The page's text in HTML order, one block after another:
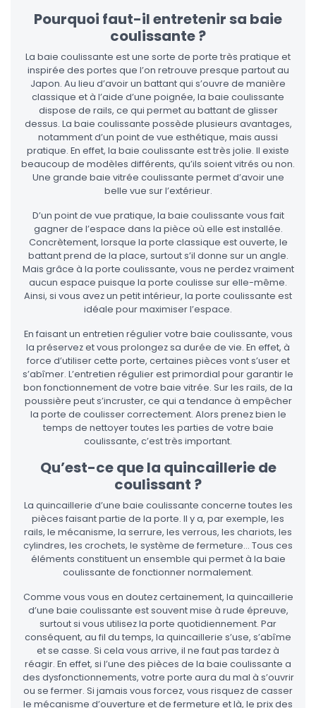
Pourquoi faut-il entretenir sa baie
coulissante ?
La baie coulissante est une sorte de porte très pratique et
inspirée des portes que l’on retrouve presque partout au
Japon. Au lieu d’avoir un battant qui s’ouvre de manière
classique et à l’aide d’une poignée, la baie coulissante
dispose de rails, ce qui permet au battant de glisser
dessus. La baie coulissante possède plusieurs avantages,
notamment d’un point de vue esthétique, mais aussi
pratique. En effet, la baie coulissante est très jolie. Il existe
beaucoup de modèles différents, qu’ils soient vitrés ou non.
Une grande baie vitrée coulissante permet d’avoir une
belle vue sur l’extérieur.
D’un point de vue pratique, la baie coulissante vous fait
gagner de l’espace dans la pièce où elle est installée.
Concrètement, lorsque la porte classique est ouverte, le
battant prend de la place, surtout s’il donne sur un angle.
Mais grâce à la porte coulissante, vous ne perdez vraiment
aucun espace puisque la porte coulisse sur elle-même.
Ainsi, si vous avez un petit intérieur, la porte coulissante est
idéale pour maximiser l’espace.
En faisant un entretien régulier votre baie coulissante, vous
la préservez et vous prolongez sa durée de vie. En effet, à
force d’utiliser cette porte, certaines pièces vont s’user et
s’abîmer. L’entretien régulier est primordial pour garantir le
bon fonctionnement de votre baie vitrée. Sur les rails, de la
poussière peut s’incruster, ce qui a tendance à empêcher
la porte de coulisser correctement. Alors prenez bien le
temps de nettoyer toutes les parties de votre baie
coulissante, c’est très important.
Qu’est-ce que la quincaillerie de
coulissant ?
La quincaillerie d’une baie coulissante concerne toutes les
pièces faisant partie de la porte. Il y a, par exemple, les
rails, le mécanisme, la serrure, les verrous, les chariots, les
cylindres, les crochets, le système de fermeture… Tous ces
éléments constituent un ensemble qui permet à la baie
coulissante de fonctionner normalement.
Comme vous vous en doutez certainement, la quincaillerie
d’une baie coulissante est souvent mise à rude épreuve,
surtout si vous utilisez la porte quotidiennement. Par
conséquent, au fil du temps, la quincaillerie s’use, s’abîme
et se casse. Si cela vous arrive, il ne faut pas tardez à
réagir. En effet, si l’une des pièces de la baie coulissante a
des dysfonctionnements, votre porte aura du mal à s’ouvrir
ou se fermer. Si jamais vous forcez, vous risquez de casser
le mécanisme d’ouverture et de fermeture et là, le prix des